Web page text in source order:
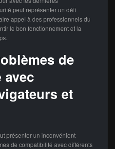
peut représenter un défi
appel à des professionnels du
le bon fonctionnement et la
de
et
présenter un inconvénient
de compatibilité avec différents